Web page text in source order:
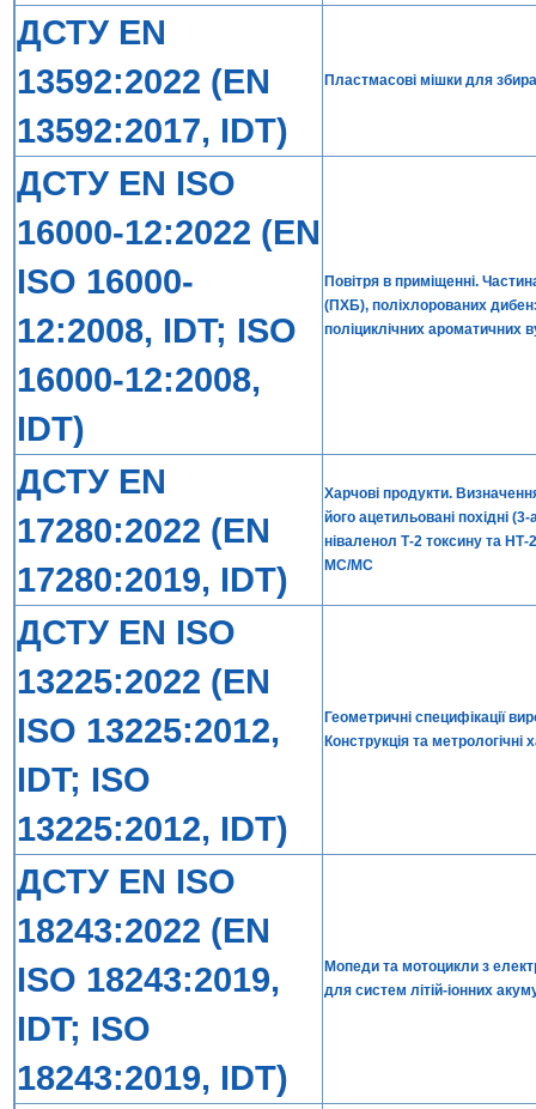
ДСТУ EN
13592:2022 (EN
13592:2017, IDT)
Пластмасові мішки для
ДСТУ EN ISO
16000-12:2022 (EN
ISO 16000-
12:2008, IDT; ISO
16000-12:2008,
IDT)
Повітря в приміщенні.
(ПХБ), поліхлорованих
поліциклічних ароматичних
ДСТУ EN
17280:2022 (EN
17280:2019, IDT)
Харчові продукти.
його ацетильовані похідні
ніваленол Т-2 токсину та
МС/МС
ДСТУ EN ISO
13225:2022 (EN
ISO 13225:2012,
IDT; ISO
13225:2012, IDT)
Геометричні специфікації
Конструкція та метрологічні
ДСТУ EN ISO
18243:2022 (EN
ISO 18243:2019,
IDT; ISO
18243:2019, IDT)
Мопеди та мотоцикли з
для систем літій-іонних